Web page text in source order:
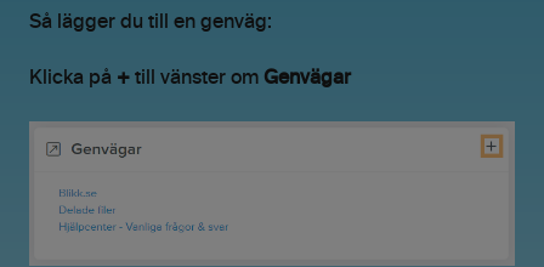
Så lägger du till en genväg:
Klicka på + till vänster om Genvägar